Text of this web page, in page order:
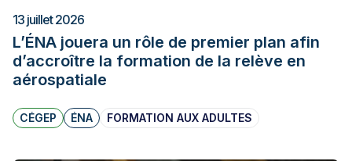
13 juillet 2026
L’ÉNA jouera un rôle de premier plan afin
d’accroître la formation de la relève en
aérospatiale
CÉGEP ÉNA FORMATION AUX ADULTES